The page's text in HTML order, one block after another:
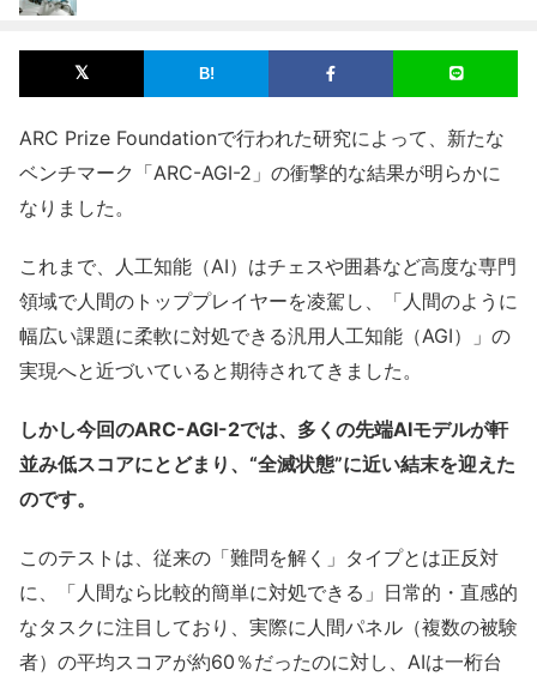
ARC Prize Foundationで行われた研究によって、新たな
ベンチマーク「ARC-AGI-2」の衝撃的な結果が明らかに
なりました。
これまで、人工知能（AI）はチェスや囲碁など高度な専門
領域で人間のトッププレイヤーを凌駕し、「人間のように
幅広い課題に柔軟に対処できる汎用人工知能（AGI）」の
実現へと近づいていると期待されてきました。
しかし今回のARC-AGI-2では、多くの先端AIモデルが軒
並み低スコアにとどまり、“全滅状態”に近い結末を迎えた
のです。
このテストは、従来の「難問を解く」タイプとは正反対
に、「人間なら比較的簡単に対処できる」日常的・直感的
なタスクに注目しており、実際に人間パネル（複数の被験
者）の平均スコアが約60％だったのに対し、AIは一桁台